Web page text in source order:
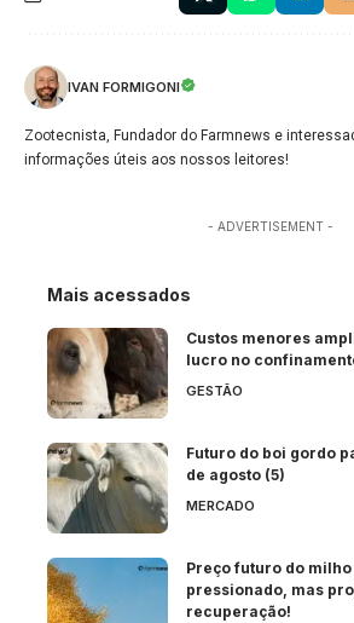
IVAN FORMIGONI
Zootecnista, Fundador do Farmnews e
informações úteis aos nossos leitores!
- ADVERTISEMENT -
Mais acessados
Custos menores
lucro no
GESTÃO
Futuro do boi gordo
de agosto (5)
MERCADO
Preço futuro do
pressionado, mas
recuperação!